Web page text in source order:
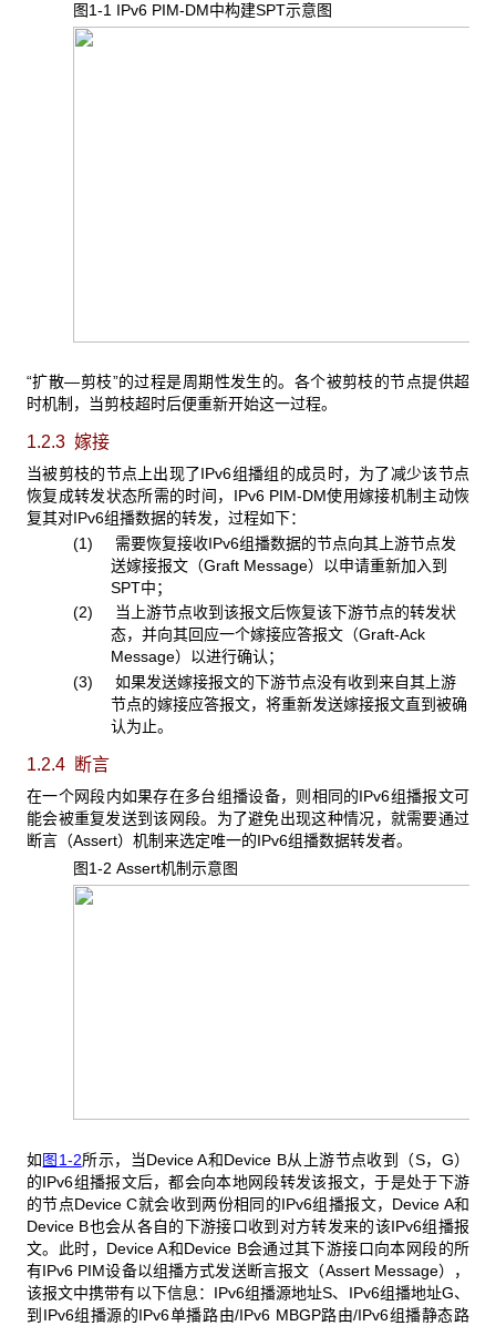
图1-1 IPv6 PIM-DM中构建SPT示意图
“扩散—剪枝”的过程是周期性发生的。各个被剪枝的节点提供超
时机制，当剪枝超时后便重新开始这一过程。
1.2.3 嫁接
当被剪枝的节点上出现了IPv6组播组的成员时，为了减少该节点
恢复成转发状态所需的时间，IPv6 PIM-DM使用嫁接机制主动恢
复其对IPv6组播数据的转发，过程如下：
(1) 需要恢复接收IPv6组播数据的节点向其上游节点发
送嫁接报文（Graft Message）以申请重新加入到
SPT中；
(2) 当上游节点收到该报文后恢复该下游节点的转发状
态，并向其回应一个嫁接应答报文（Graft-Ack
Message）以进行确认；
(3) 如果发送嫁接报文的下游节点没有收到来自其上游
节点的嫁接应答报文，将重新发送嫁接报文直到被确
认为止。
1.2.4 断言
在一个网段内如果存在多台组播设备，则相同的IPv6组播报文可
能会被重复发送到该网段。为了避免出现这种情况，就需要通过
断言（Assert）机制来选定唯一的IPv6组播数据转发者。
图1-2 Assert机制示意图
如图1-2所示，当Device A和Device B从上游节点收到（S，G）
的IPv6组播报文后，都会向本地网段转发该报文，于是处于下游
的节点Device C就会收到两份相同的IPv6组播报文，Device A和
Device B也会从各自的下游接口收到对方转发来的该IPv6组播报
文。此时，Device A和Device B会通过其下游接口向本网段的所
有IPv6 PIM设备以组播方式发送断言报文（Assert Message），
该报文中携带有以下信息：IPv6组播源地址S、IPv6组播地址G、
到IPv6组播源的IPv6单播路由/IPv6 MBGP路由/IPv6组播静态路